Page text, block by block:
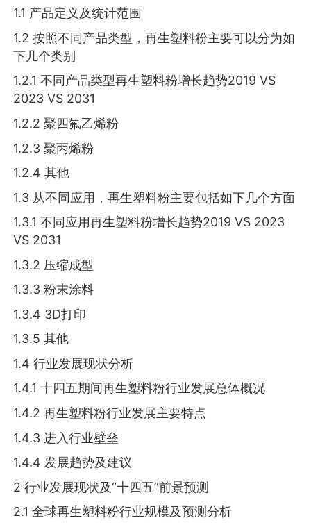
1.1 产品定义及统计范围
1.2 按照不同产品类型，再生塑料粉主要可以分为如
下几个类别
1.2.1 不同产品类型再生塑料粉增长趋势2019 VS
2023 VS 2031
1.2.2 聚四氟乙烯粉
1.2.3 聚丙烯粉
1.2.4 其他
1.3 从不同应用，再生塑料粉主要包括如下几个方面
1.3.1 不同应用再生塑料粉增长趋势2019 VS 2023
VS 2031
1.3.2 压缩成型
1.3.3 粉末涂料
1.3.4 3D打印
1.3.5 其他
1.4 行业发展现状分析
1.4.1 十四五期间再生塑料粉行业发展总体概况
1.4.2 再生塑料粉行业发展主要特点
1.4.3 进入行业壁垒
1.4.4 发展趋势及建议
2 行业发展现状及“十四五”前景预测
2.1 全球再生塑料粉行业规模及预测分析